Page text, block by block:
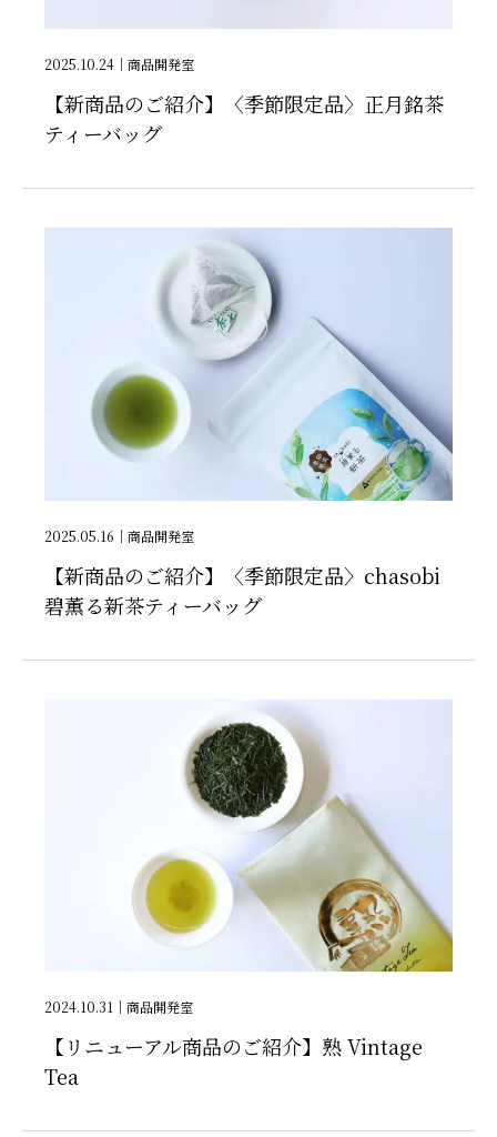
2025.10.24 ｜ 商品開発室
【新商品のご紹介】〈季節限定品〉正月銘茶
ティーバッグ
2025.05.16 ｜ 商品開発室
【新商品のご紹介】〈季節限定品〉chasobi
碧薫る新茶ティーバッグ
2024.10.31 ｜ 商品開発室
【リニューアル商品のご紹介】熟 Vintage
Tea